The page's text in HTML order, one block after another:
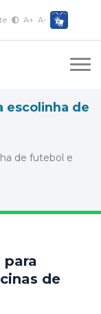
A+ A-
escolinha de
de futebol e
para
de